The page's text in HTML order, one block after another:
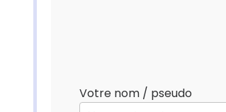
Votre nom / pseudo